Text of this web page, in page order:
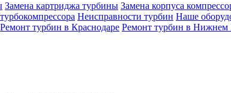
Замена картриджа турбины Замена корпуса
Неисправности турбин Наше
Ремонт турбин в Краснодаре Ремонт турбин в Нижнем